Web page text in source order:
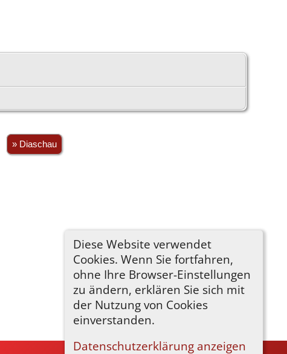
Diese Website verwendet
Cookies. Wenn Sie fortfahren,
ohne Ihre Browser-Einstellungen
zu ändern, erklären Sie sich mit
der Nutzung von Cookies
einverstanden.
Datenschutzerklärung anzeigen
» Diaschau